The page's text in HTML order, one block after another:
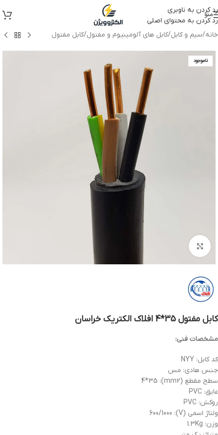
رد کردن به ناوبری
رد کردن به محتوای اصلی
منو
خانه/سیم و کابل/کابل های آلومینیوم و مفتول/کابل مفتول
ناموجود
بزرگنمایی تصویر
کابل مفتول 35*4 افلاک الکتریک خراسان
مشخصات فنی:
کد کابل: NYY
جنس هادی: مس
سطح مقطع (mm2): 4*35
عایق: PVC
روکش: PVC
ولتاژ اسمی (V): 600/1000
وزن: 1.3Kg